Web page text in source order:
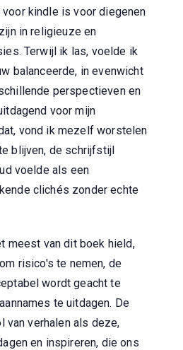
kindle is voor diegenen
in religieuze en
Terwijl ik las, voelde ik
balanceerde, in evenwicht
perspectieven en
voor mijn
vond ik mezelf worstelen
blijven, de schrijfstijl
voelde als een
clichés zonder echte
meest van dit boek hield,
risico's te nemen, de
wordt geacht te
te uitdagen. De
van verhalen als deze,
en inspireren, die ons